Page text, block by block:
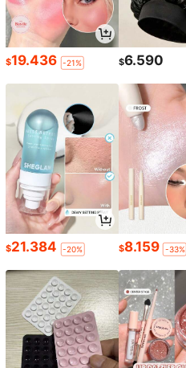
$19.436 -21% $6.590
$21.384 -20% $8.159 -33%